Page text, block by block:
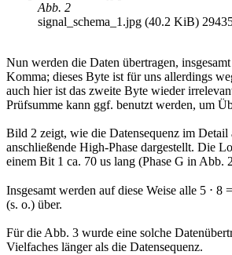
Abb. 2
signal_schema_1.jpg (40.2 KiB)
Nun werden die Daten übertragen,
Komma; dieses Byte ist für uns allerdings
auch hier ist das zweite Byte wieder
Prüfsumme kann ggf. benutzt werden, um
Bild 2 zeigt, wie die Datensequenz im
anschließende High-Phase dargestellt. Die
einem Bit 1 ca. 70 us lang (Phase G in Abb.
Insgesamt werden auf diese Weise alle 5 ⋅
(s. o.) über.
Für die Abb. 3 wurde eine solche
Vielfaches länger als die Datensequenz.